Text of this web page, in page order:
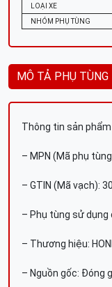
LOẠI XE
NHÓM PHỤ TÙNG
MÔ TẢ PHỤ TÙNG
Thông tin sản
– MPN (Mã phụ
– GTIN (Mã vạch):
– Phụ tùng sử dụng
– Thương hiệu:
– Nguồn gốc: Đóng